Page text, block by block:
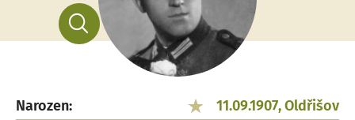
Narozen: 11.09.1907, Oldřišov